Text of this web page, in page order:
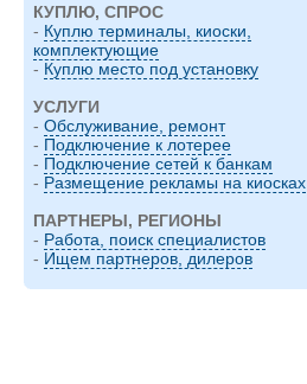
КУПЛЮ, СПРОС
- Куплю терминалы, киоски,
комплектующие
- Куплю место под установку
УСЛУГИ
- Обслуживание, ремонт
- Подключение к лотерее
- Подключение сетей к банкам
- Размещение рекламы на киосках
ПАРТНЕРЫ, РЕГИОНЫ
- Работа, поиск специалистов
- Ищем партнеров, дилеров